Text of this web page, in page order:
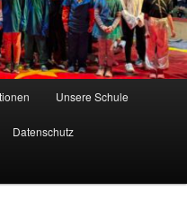
Unsere Schule
Datenschutz